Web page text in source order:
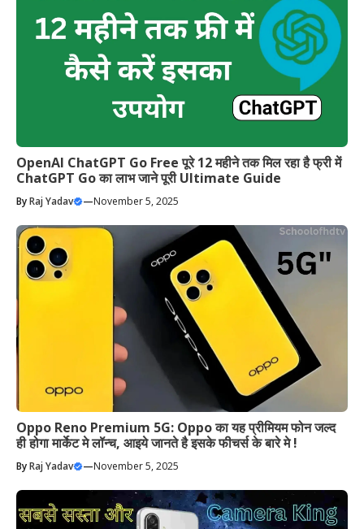
OpenAI ChatGPT Go Free पूरे 12 महीने तक मिल रहा है फ्री में
ChatGPT Go का लाभ जाने पूरी Ultimate Guide
ByRaj Yadav —November 5, 2025
Oppo Reno Premium 5G: Oppo का यह प्रीमियम फोन जल्द
ही होगा मार्केट मे लॉन्च, आइये जानते है इसके फीचर्स के बारे मे !
ByRaj Yadav —November 5, 2025